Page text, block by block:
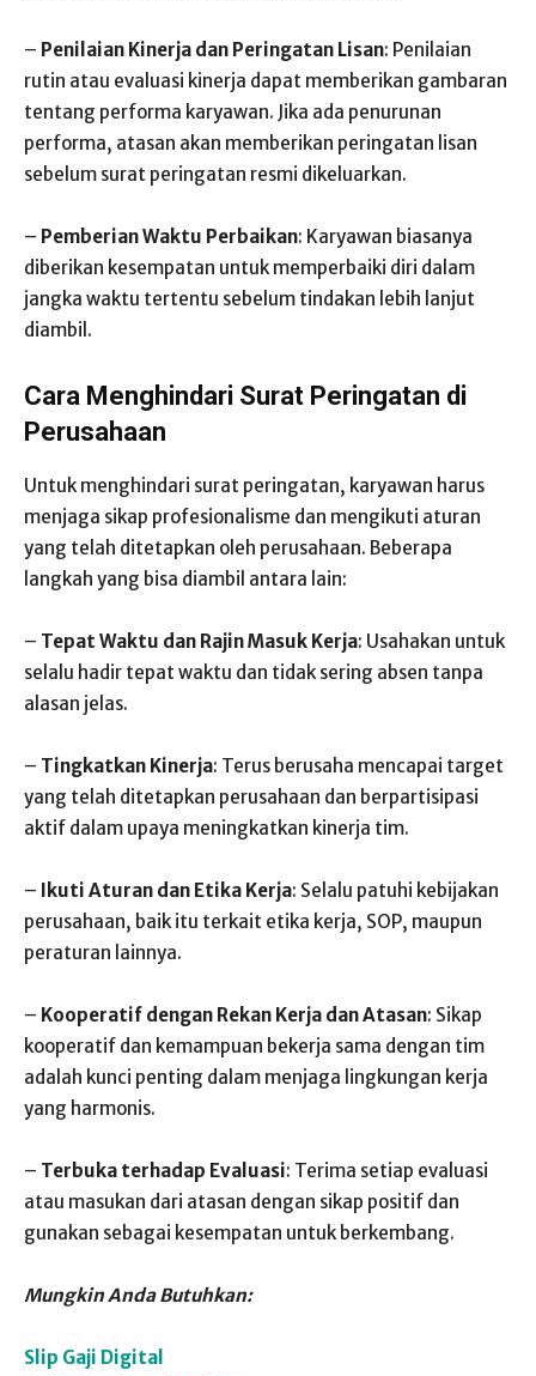
– Penilaian Kinerja dan Peringatan Lisan: Penilaian
rutin atau evaluasi kinerja dapat memberikan gambaran
tentang performa karyawan. Jika ada penurunan
performa, atasan akan memberikan peringatan lisan
sebelum surat peringatan resmi dikeluarkan.
– Pemberian Waktu Perbaikan: Karyawan biasanya
diberikan kesempatan untuk memperbaiki diri dalam
jangka waktu tertentu sebelum tindakan lebih lanjut
diambil.
Cara Menghindari Surat Peringatan di
Perusahaan
Untuk menghindari surat peringatan, karyawan harus
menjaga sikap profesionalisme dan mengikuti aturan
yang telah ditetapkan oleh perusahaan. Beberapa
langkah yang bisa diambil antara lain:
– Tepat Waktu dan Rajin Masuk Kerja: Usahakan untuk
selalu hadir tepat waktu dan tidak sering absen tanpa
alasan jelas.
– Tingkatkan Kinerja: Terus berusaha mencapai target
yang telah ditetapkan perusahaan dan berpartisipasi
aktif dalam upaya meningkatkan kinerja tim.
– Ikuti Aturan dan Etika Kerja: Selalu patuhi kebijakan
perusahaan, baik itu terkait etika kerja, SOP, maupun
peraturan lainnya.
– Kooperatif dengan Rekan Kerja dan Atasan: Sikap
kooperatif dan kemampuan bekerja sama dengan tim
adalah kunci penting dalam menjaga lingkungan kerja
yang harmonis.
– Terbuka terhadap Evaluasi: Terima setiap evaluasi
atau masukan dari atasan dengan sikap positif dan
gunakan sebagai kesempatan untuk berkembang.
Mungkin Anda Butuhkan:
Slip Gaji Digital